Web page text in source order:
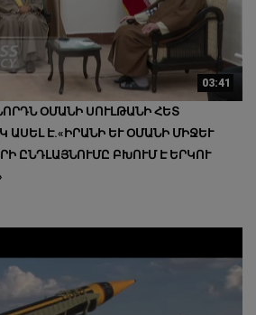
03:41
ՕՄԱՆԻ ՍՈՒԼԹԱՆԻ ՀԵՏ
Է.«ԻՐԱՆԻ ԵՒ ՕՄԱՆԻ ՄԻՋԵՒ ՀԱ
ԲԽՈՒՄ Է ԵՐԿՈՒ ԵՐ